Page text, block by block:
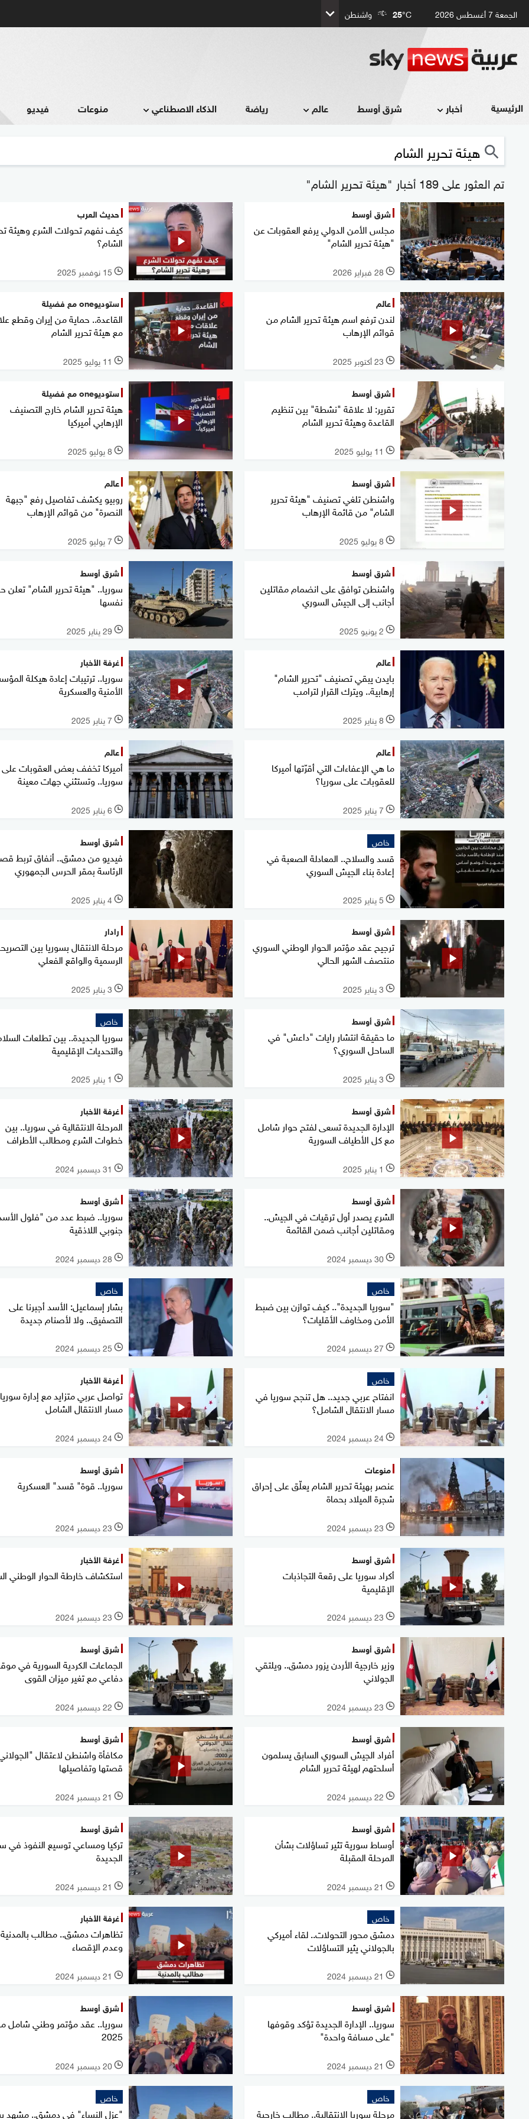
الجمعة 7 أغسطس 2026 25°C واشنطن
الرئيسية أخبار شرق أوسط عالم رياضة الذكاء الاصطناعي منوعات فيديو
تم العثور على 189 أخبار "هيئة تحرير الشام"
شرق أوسط
مجلس الأمن الدولي يرفع العقوبات عن
"هيئة تحرير الشام"
l 28 فبراير 2026
حديث العرب
كيف نفهم تحولات الشرع وهيئة
الشام؟
l 15 نوفمبر 2025
عالم
لندن ترفع اسم هيئة تحرير الشام من
قوائم الإرهاب
l 23 أكتوبر 2025
ستوديوone مع فضيلة
القاعدة.. حماية من إيران وقطع
مع هيئة تحرير الشام
l 11 يوليو 2025
شرق أوسط
تقرير: لا علاقة "نشطة" بين تنظيم
القاعدة وهيئة تحرير الشام
l 11 يوليو 2025
ستوديوone مع فضيلة
هيئة تحرير الشام خارج التصنيف
الإرهابي أميركيا
l 8 يوليو 2025
شرق أوسط
واشنطن تلغي تصنيف "هيئة تحرير
الشام" من قائمة الإرهاب
l 8 يوليو 2025
عالم
روبيو يكشف تفاصيل رفع "جبهة
النصرة" من قوائم الإرهاب
l 7 يوليو 2025
شرق أوسط
واشنطن توافق على انضمام مقاتلين
أجانب إلى الجيش السوري
l 2 يونيو 2025
شرق أوسط
سوريا.. "هيئة تحرير الشام" تعلن
نفسها
l 29 يناير 2025
عالم
بايدن يبقي تصنيف "تحرير الشام"
إرهابية.. ويترك القرار لترامب
l 8 يناير 2025
غرفة الأخبار
سوريا.. ترتيبات إعادة هيكلة
الأمنية والعسكرية
l 7 يناير 2025
عالم
ما هي الإعفاءات التي أقرّتها أميركا
للعقوبات على سوريا؟
l 7 يناير 2025
عالم
أميركا تخفف بعض العقوبات على
سوريا.. وتستثني جهات معينة
l 6 يناير 2025
خاص
قسد والسلاح.. المعادلة الصعبة في
إعادة بناء الجيش السوري
l 5 يناير 2025
شرق أوسط
فيديو من دمشق.. أنفاق تربط
الرئاسة بمقر الحرس الجمهوري
l 4 يناير 2025
شرق أوسط
ترجيح عقد مؤتمر الحوار الوطني السوري
منتصف الشهر الحالي
l 3 يناير 2025
رادار
مرحلة الانتقال بسوريا بين
الرسمية والواقع الفعلي
l 3 يناير 2025
شرق أوسط
ما حقيقة انتشار رايات "داعش" في
الساحل السوري؟
l 3 يناير 2025
خاص
سوريا الجديدة.. بين تطلعات
والتحديات الإقليمية
l 1 يناير 2025
شرق أوسط
الإدارة الجديدة تسعى لفتح حوار شامل
مع كل الأطياف السورية
l 1 يناير 2025
غرفة الأخبار
المرحلة الانتقالية في سوريا.. بين
خطوات الشرع ومطالب الأطراف
l 31 ديسمبر 2024
شرق أوسط
الشرع يصدر أول ترقيات في الجيش..
ومقاتلين أجانب ضمن القائمة
l 30 ديسمبر 2024
شرق أوسط
سوريا.. ضبط عدد من "فلول
جنوبي اللاذقية
l 28 ديسمبر 2024
خاص
"سوريا الجديدة".. كيف توازن بين ضبط
الأمن ومخاوف الأقليات؟
l 27 ديسمبر 2024
خاص
بشار إسماعيل: الأسد أجبرنا على
التصفيق.. ولا لأصنام جديدة
l 25 ديسمبر 2024
خاص
انفتاح عربي جديد.. هل تنجح سوريا في
مسار الانتقال الشامل؟
l 24 ديسمبر 2024
غرفة الأخبار
تواصل عربي متزايد مع إدارة
مسار الانتقال الشامل
l 24 ديسمبر 2024
منوعات
عنصر بهيئة تحرير الشام يعلّق على إحراق
شجرة الميلاد بحماة
l 23 ديسمبر 2024
شرق أوسط
سوريا.. قوة" قسد" العسكرية
l 23 ديسمبر 2024
شرق أوسط
أكراد سوريا على رقعة التجاذبات
الإقليمية
l 23 ديسمبر 2024
غرفة الأخبار
استكشاف خارطة الحوار الوطني
l 23 ديسمبر 2024
شرق أوسط
وزير خارجية الأردن يزور دمشق.. ويلتقي
الجولاني
l 23 ديسمبر 2024
شرق أوسط
الجماعات الكردية السورية في
دفاعي مع تغير ميزان القوى
l 22 ديسمبر 2024
شرق أوسط
أفراد الجيش السوري السابق يسلمون
أسلحتهم لهيئة تحرير الشام
l 22 ديسمبر 2024
شرق أوسط
مكافأة واشنطن لاعتقال
قصتها وتفاصيلها
l 21 ديسمبر 2024
شرق أوسط
أوساط سورية تثير تساؤلات بشأن
المرحلة المقبلة
l 21 ديسمبر 2024
شرق أوسط
تركيا ومساعي توسيع النفوذ في
الجديدة
l 21 ديسمبر 2024
خاص
دمشق محور التحولات.. لقاء أميركي
بالجولاني يثير التساؤلات
l 21 ديسمبر 2024
غرفة الأخبار
تظاهرات دمشق.. مطالب بالمدنية
وعدم الإقصاء
l 21 ديسمبر 2024
شرق أوسط
سوريا.. الإدارة الجديدة تؤكد وقوفها
"على مسافة واحدة"
l 21 ديسمبر 2024
شرق أوسط
سوريا.. عقد مؤتمر وطني شامل
2025
l 20 ديسمبر 2024
خاص
مرحلة سوريا الانتقالية.. مطالب خارجية
خاص
"عزل النساء" في دمشق.. مشهد